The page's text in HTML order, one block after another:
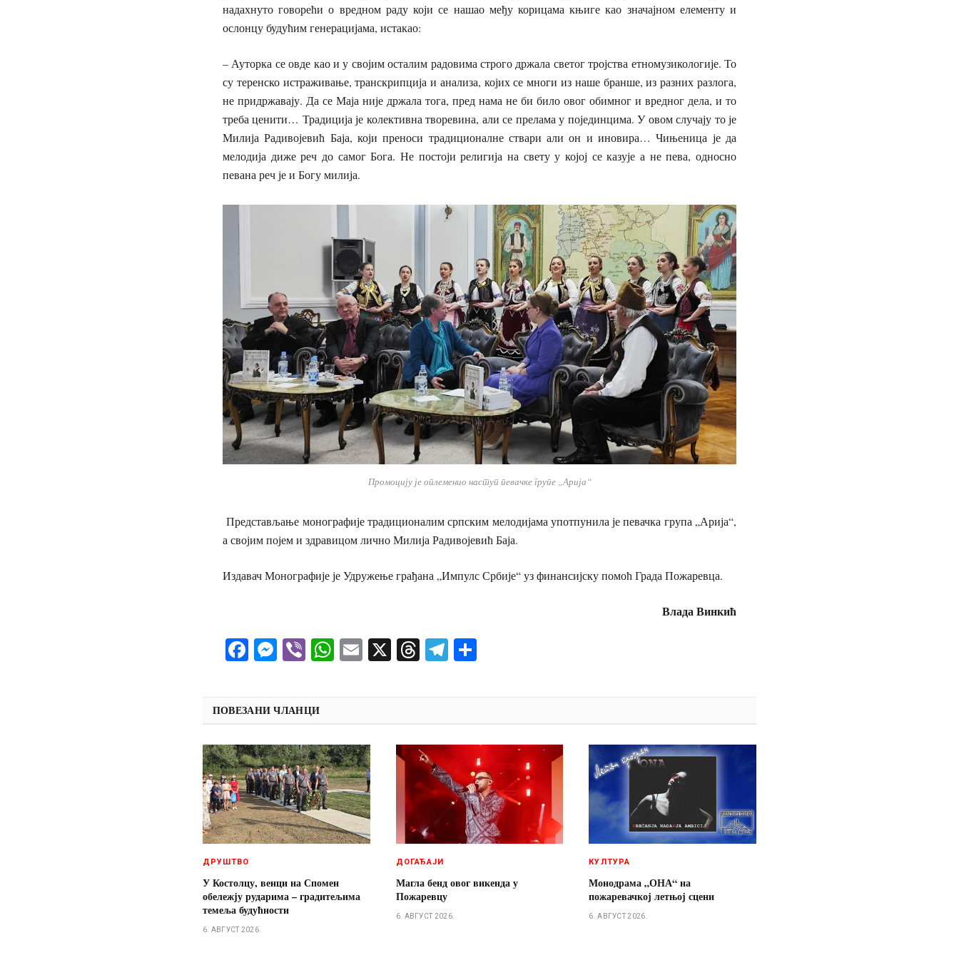
надахнуто говорећи о вредном раду који се нашао међу корицама књиге као значајном елементу и
ослонцу будућим генерацијама, истакао:
– Ауторка се овде као и у својим осталим радовима строго држала светог тројства етномузикологије. То
су теренско истраживање, транскрипција и анализа, којих се многи из наше бранше, из разних разлога,
не придржавају. Да се Маја није држала тога, пред нама не би било овог обимног и вредног дела, и то
треба ценити… Традиција је колективна творевина, али се прелама у појединцима. У овом случају то је
Милија Радивојевић Баја, који преноси традиционалне ствари али он и иновира… Чињеница је да
мелодија диже реч до самог Бога. Не постоји религија на свету у којој се казује а не пева, односно
певана реч је и Богу милија.
Промоцију је оплеменио наступ певачке групе „Арија“
Представљање монографије традиционалим српским мелодијама употпунила је певачка група „Арија“,
а својим појем и здравицом лично Милија Радивојевић Баја.
Издавач Монографије је Удружење грађана „Импулс Србије“ уз финансијску помоћ Града Пожаревца.
Влада Винкић
Facebook
Messenger
ViberWhatsApp
Email
X ThreadsTelegram
ПОВЕЗАНИ ЧЛАНЦИ
ДРУШТВО
У Костолцу, венци на Спомен
обележју рударима – градитељима
темеља будућности
6. АВГУСТ 2026.
ДОГАЂАЈИ
Магла бенд овог викенда у
Пожаревцу
6. АВГУСТ 2026.
КУЛТУРА
Монодрама „ОНА“ на
пожаревачкој летњој сцени
6. АВГУСТ 2026.